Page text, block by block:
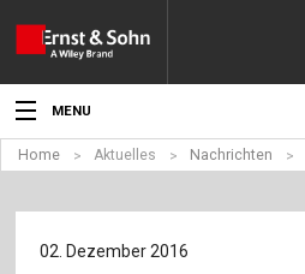
MENU
Aktuelles
Home Aktuelles Nachrichten
02. Dezember 2016